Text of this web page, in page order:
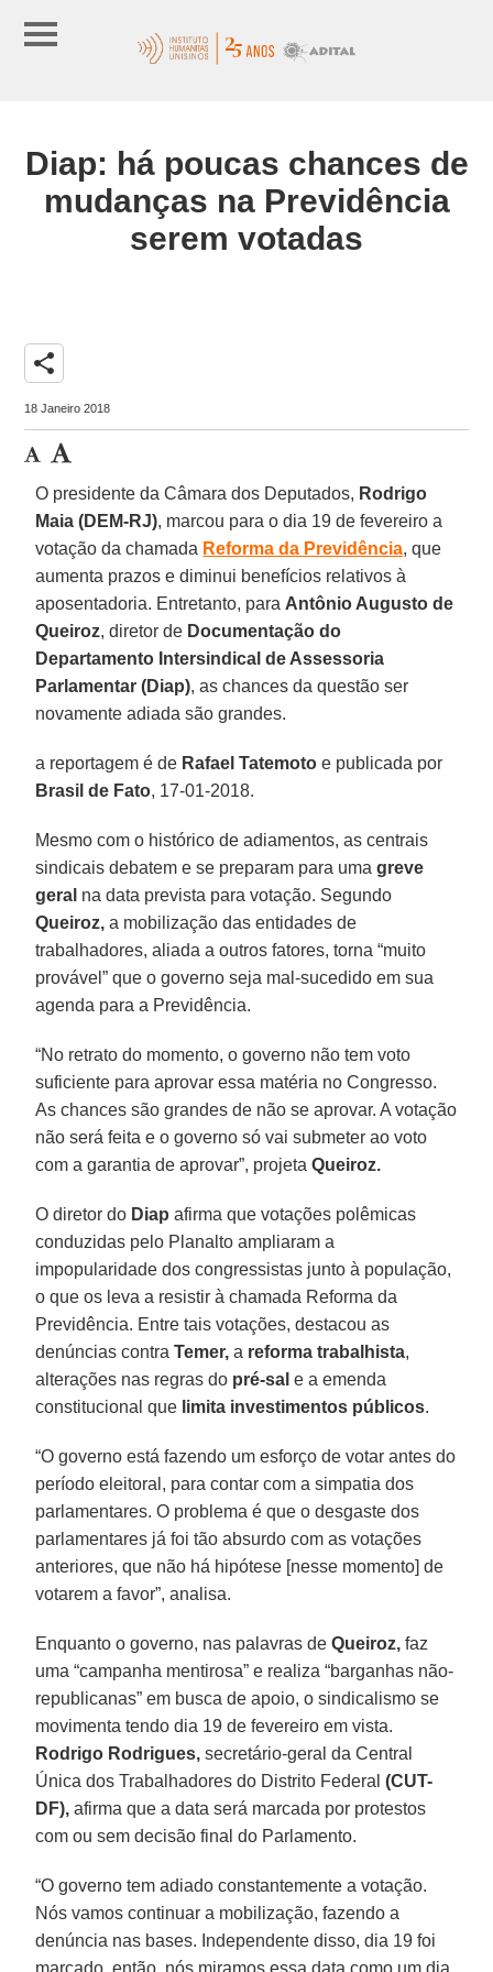
Diap: há poucas chances de
mudanças na Previdência
serem votadas
share
18 Janeiro 2018
O presidente da Câmara dos Deputados, Rodrigo
Maia (DEM-RJ), marcou para o dia 19 de fevereiro a
votação da chamada Reforma da Previdência, que
aumenta prazos e diminui benefícios relativos à
aposentadoria. Entretanto, para Antônio Augusto de
Queiroz, diretor de Documentação do
Departamento Intersindical de Assessoria
Parlamentar (Diap), as chances da questão ser
novamente adiada são grandes.
a reportagem é de Rafael Tatemoto e publicada por
Brasil de Fato, 17-01-2018.
Mesmo com o histórico de adiamentos, as centrais
sindicais debatem e se preparam para umagreve
geral na data prevista para votação. Segundo
Queiroz, a mobilização das entidades de
trabalhadores, aliada a outros fatores, torna “muito
provável” que o governo seja mal-sucedido em sua
agenda para a Previdência.
“No retrato do momento, o governo não tem voto
suficiente para aprovar essa matéria no Congresso.
As chances são grandes de não se aprovar. A votação
não será feita e o governo só vai submeter ao voto
com a garantia de aprovar”, projetaQueiroz.
O diretor do Diap afirma que votações polêmicas
conduzidas pelo Planalto ampliaram a
impopularidade dos congressistas junto à população,
o que os leva a resistir à chamada Reforma da
Previdência. Entre tais votações, destacou as
denúncias contraTemer, a reforma trabalhista,
alterações nas regras do pré-sal e a emenda
constitucional que limita investimentos públicos.
“O governo está fazendo um esforço de votar antes do
período eleitoral, para contar com a simpatia dos
parlamentares. O problema é que o desgaste dos
parlamentares já foi tão absurdo com as votações
anteriores, que não há hipótese [nesse momento] de
votarem a favor”, analisa.
Enquanto o governo, nas palavras deQueiroz, faz
uma “campanha mentirosa” e realiza “barganhas não-
republicanas” em busca de apoio, o sindicalismo se
movimenta tendo dia 19 de fevereiro em vista.
Rodrigo Rodrigues, secretário-geral da Central
Única dos Trabalhadores do Distrito Federal(CUT-
DF), afirma que a data será marcada por protestos
com ou sem decisão final do Parlamento.
“O governo tem adiado constantemente a votação.
Nós vamos continuar a mobilização, fazendo a
denúncia nas bases. Independente disso, dia 19 foi
marcado, então, nós miramos essa data como um dia